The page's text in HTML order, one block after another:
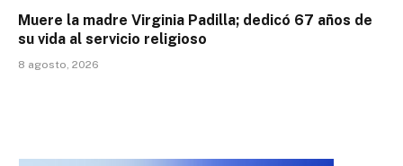
Muere la madre Virginia Padilla; dedicó 67 años de
su vida al servicio religioso
8 agosto, 2026